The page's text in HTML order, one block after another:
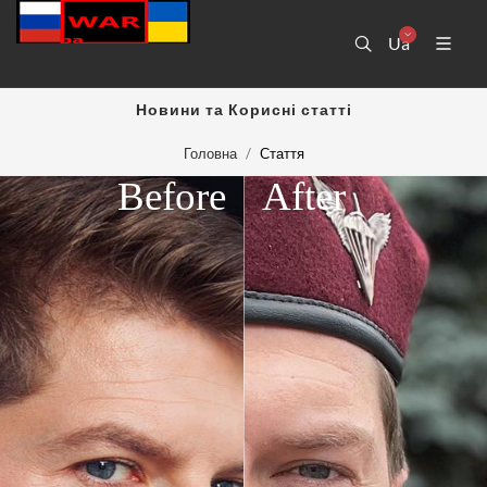
Ua
Новини та Корисні статті
Головна Стаття
After
Before